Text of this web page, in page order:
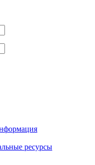
ресурсы